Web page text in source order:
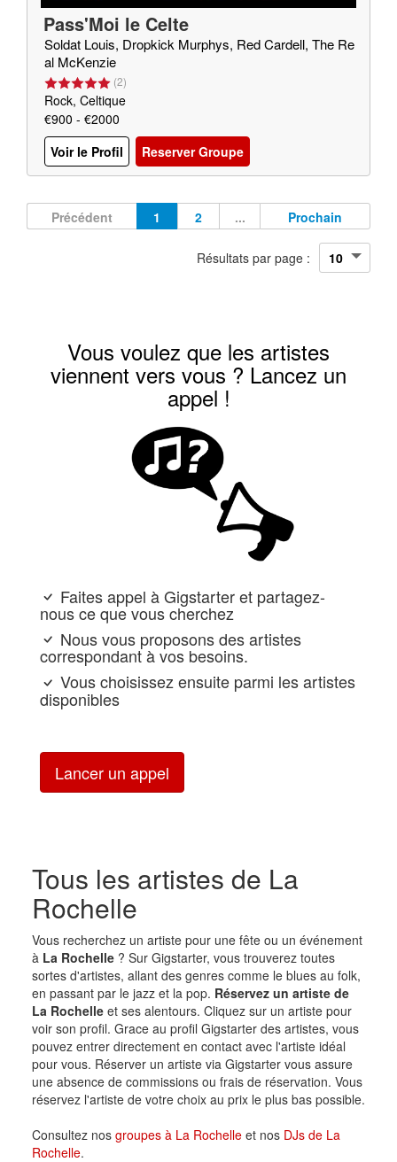
Pass'Moi le Celte
Soldat Louis, Dropkick Murphys, Red Cardell, The Re
al McKenzie
(2)
Rock, Celtique
€900 - €2000
Voir le Profil
Reserver Groupe
Précédent 1 2 ... Prochain
Résultats par page :
Vous voulez que les artistes
viennent vers vous ? Lancez un
appel !
Faites appel à Gigstarter et partagez-
nous ce que vous cherchez
Nous vous proposons des artistes
correspondant à vos besoins.
Vous choisissez ensuite parmi les artistes
disponibles
Lancer un appel
Tous les artistes de La
Rochelle
Vous recherchez un artiste pour une fête ou un événement
à La Rochelle? Sur Gigstarter, vous trouverez toutes
sortes d'artistes, allant des genres comme le blues au folk,
en passant par le jazz et la pop. Réservez un artiste de
La Rochelleet ses alentours. Cliquez sur un artiste pour
voir son profil. Grace au profil Gigstarter des artistes, vous
pouvez entrer directement en contact avec l'artiste idéal
pour vous. Réserver un artiste via Gigstarter vous assure
une absence de commissions ou frais de réservation. Vous
réservez l'artiste de votre choix au prix le plus bas possible.
Consultez nos groupes à La Rochelleet nos DJs de La
Rochelle.